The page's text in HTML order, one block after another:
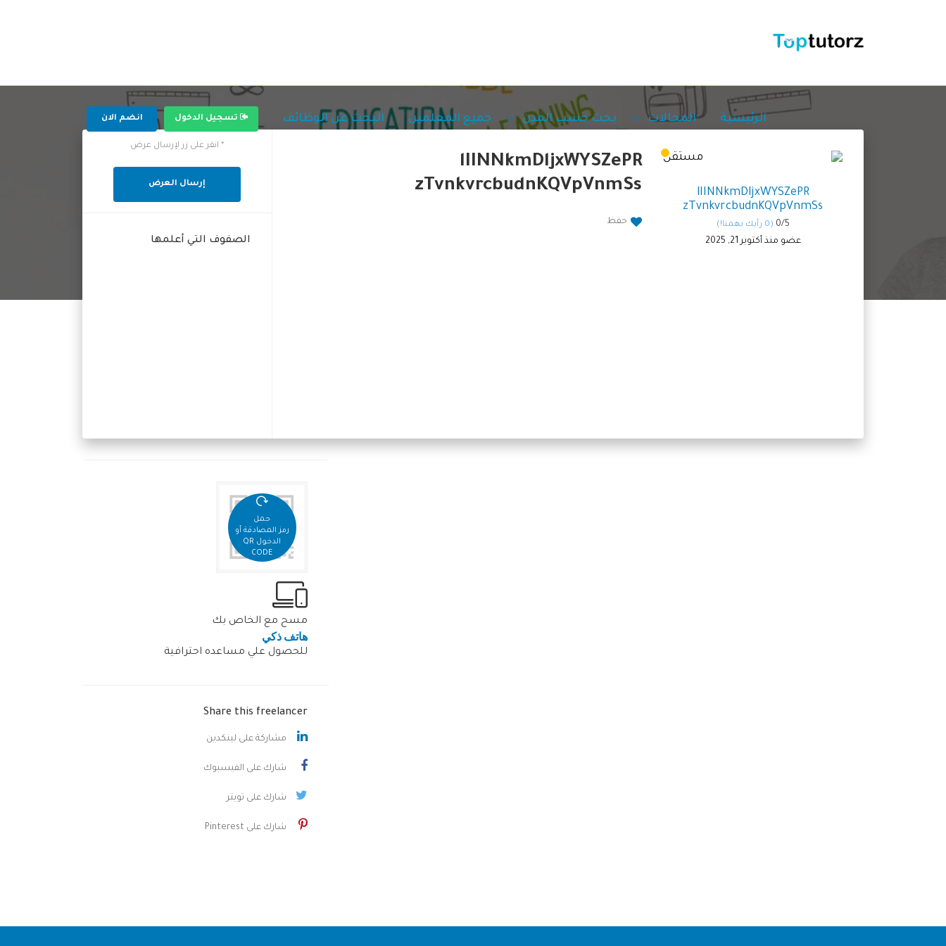
الرئيسية المجالات بحث حسب المدن جميع المعلمين البحث عن الوظائف تسجيل الدخول انضم الان
lIINNkmDljxWYSZePR
zTvnkvrcbudnKQVpVnmSs
0/5 (0 رأيك يهمنا!)
عضو منذ أكتوبر 21, 2025
lIINNkmDljxWYSZePR
zTvnkvrcbudnKQVpVnmSs
حفظ
* انقر على زر لإرسال عرض
إرسال العرض
الصفوف التي أعلمها
حمل
رمز المصادقة أو
الدخول QR
CODE
مسح مع الخاص بك
هاتف ذكي
للحصول علي مساعده احترافية
Share this freelancer
مشاركة على لينكدين
شارك على الفيسبوك
شارك على تويتر
شارك على Pinterest